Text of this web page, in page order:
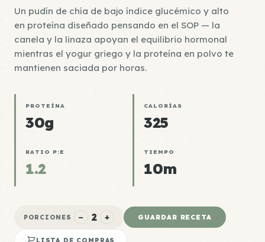
Un pudín de chía de bajo índice glucémico y alto
en proteína diseñado pensando en el SOP — la
canela y la linaza apoyan el equilibrio hormonal
mientras el yogur griego y la proteína en polvo te
mantienen saciada por horas.
PROTEÍNA
30g
CALORÍAS
325
RATIO P:E
1.2
TIEMPO
10m
PORCIONES − 2 + GUARDAR RECETA
LISTA DE COMPRAS